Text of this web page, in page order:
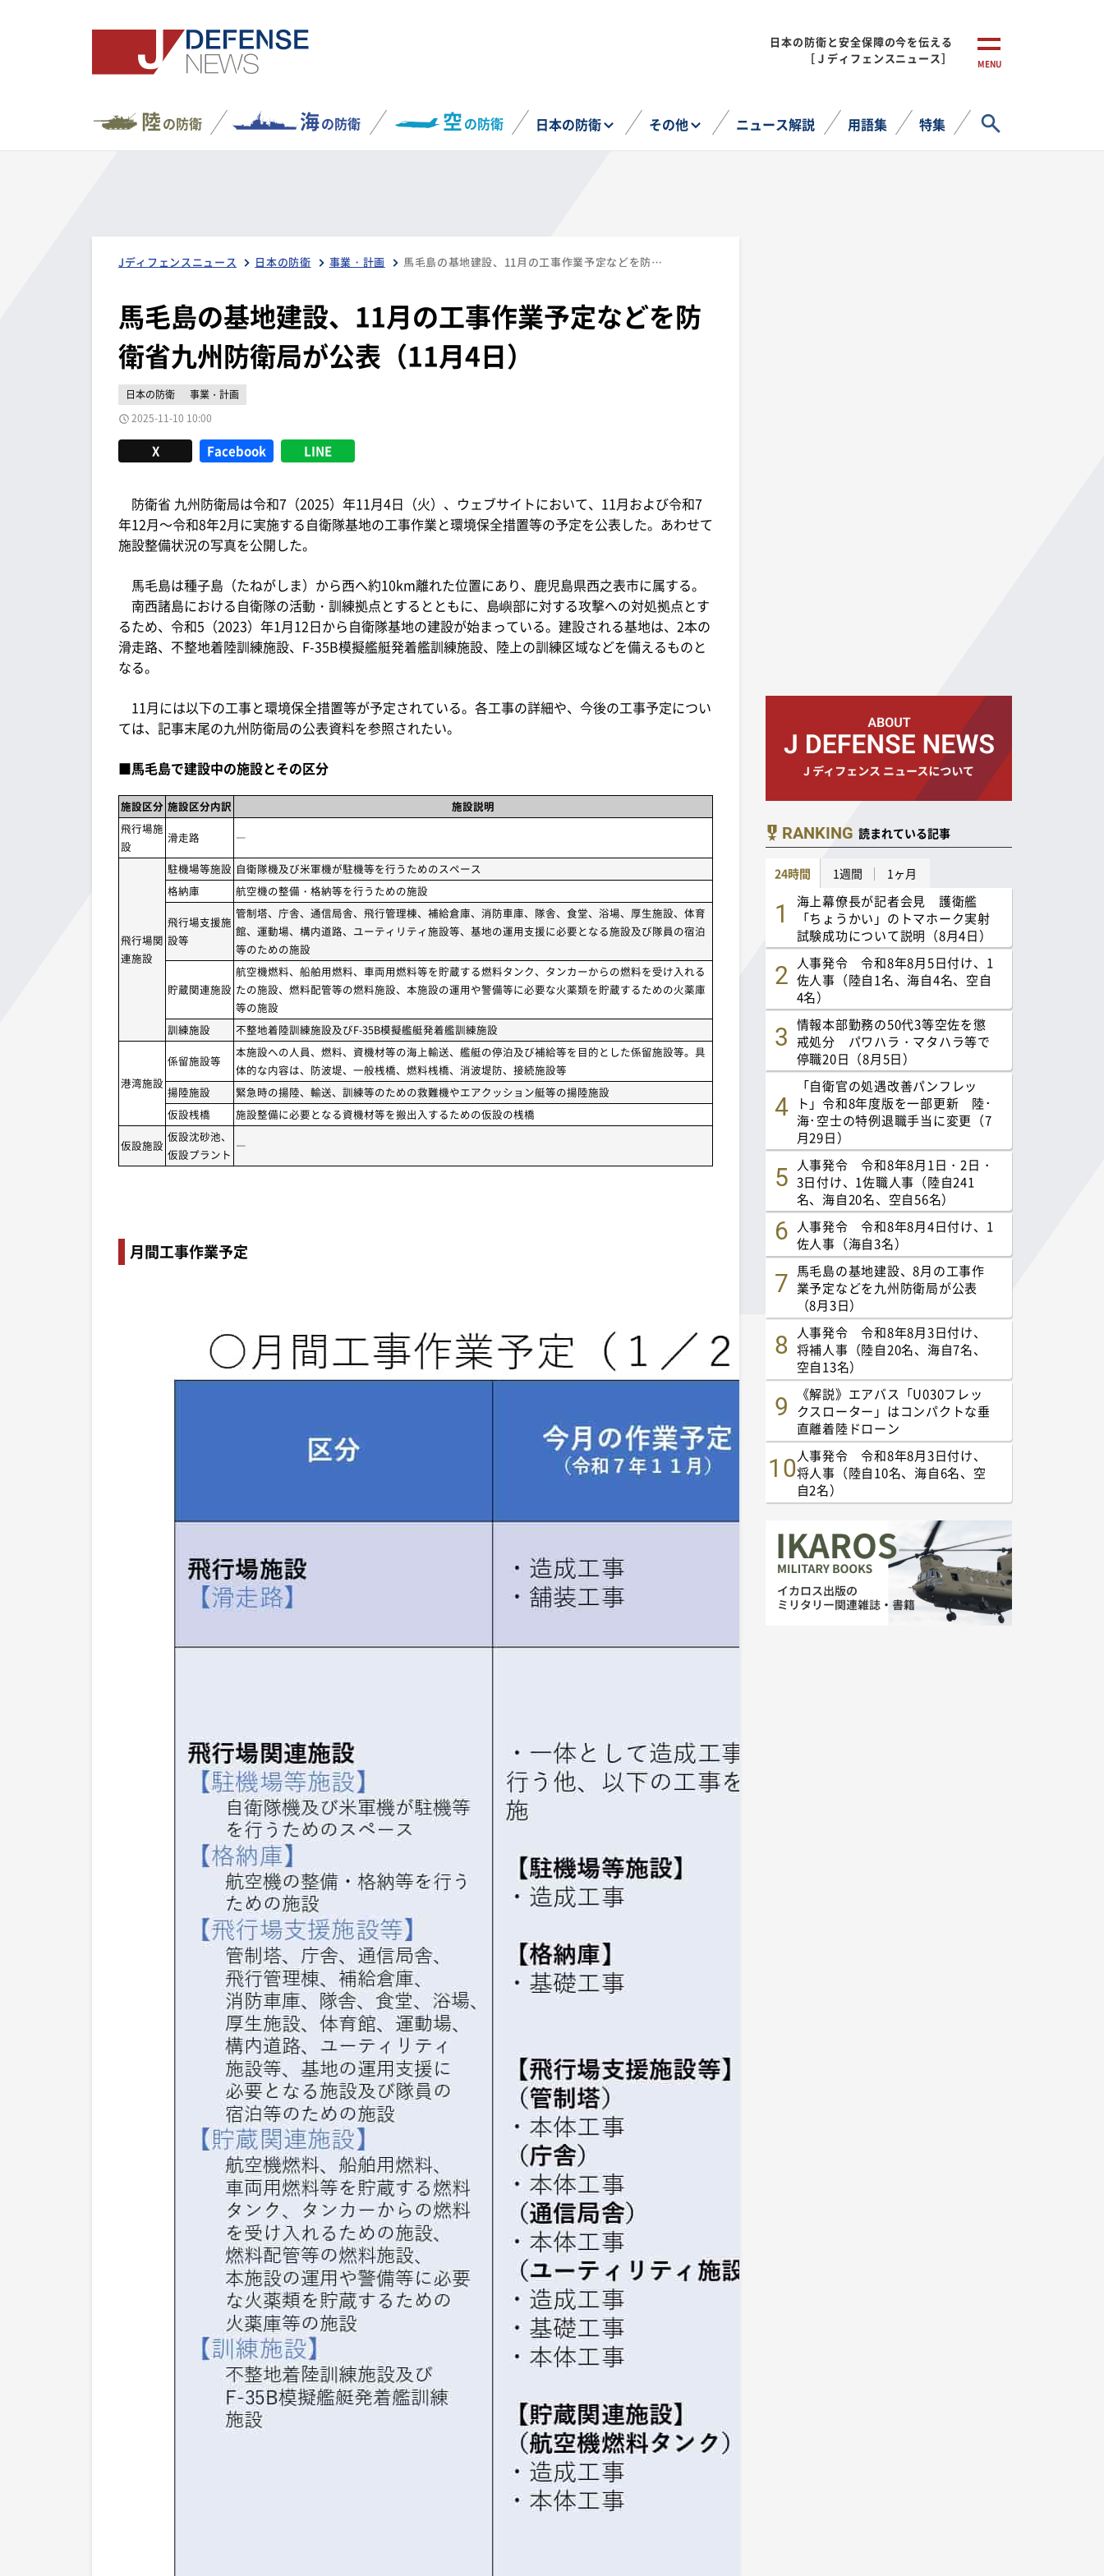
日本の防衛と安全保障の今を伝える
［Ｊディフェンスニュース］
MENU
陸の防衛 海の防衛 空の防衛 日本の防衛 その他 ニュース解説 用語集 特集
Jディフェンスニュース 日本の防衛 事業・計画 馬毛島の基地建設、11月の工事作業予定などを防衛省九州防衛局が公表（11月4日）
馬毛島の基地建設、11月の工事作業予定などを防
衛省九州防衛局が公表（11月4日）
日本の防衛
事業・計画
2025-11-10 10:00
X Facebook LINE
防衛省 九州防衛局は令和7（2025）年11月4日（火）、ウェブサイトにおいて、11月および令和7
年12月～令和8年2月に実施する自衛隊基地の工事作業と環境保全措置等の予定を公表した。あわせて
施設整備状況の写真を公開した。
馬毛島は種子島（たねがしま）から西へ約10km離れた位置にあり、鹿児島県西之表市に属する。
南西諸島における自衛隊の活動・訓練拠点とするとともに、島嶼部に対する攻撃への対処拠点とす
るため、令和5（2023）年1月12日から自衛隊基地の建設が始まっている。建設される基地は、2本の
滑走路、不整地着陸訓練施設、F-35B模擬艦艇発着艦訓練施設、陸上の訓練区域などを備えるものと
なる。
11月には以下の工事と環境保全措置等が予定されている。各工事の詳細や、今後の工事予定につい
ては、記事末尾の九州防衛局の公表資料を参照されたい。
■馬毛島で建設中の施設とその区分
施設区分 施設区分内訳
施設説明
飛行場施
設
滑走路 ―
飛行場関
連施設
駐機場等施設 自衛隊機及び米軍機が駐機等を行うためのスペース
格納庫
航空機の整備・格納等を行うための施設
飛行場支援施
設等
管制塔、庁舎、通信局舎、飛行管理棟、補給倉庫、消防車庫、隊舎、食堂、浴場、厚生施設、体育
館、運動場、構内道路、ユーティリティ施設等、基地の運用支援に必要となる施設及び隊員の宿泊
等のための施設
貯蔵関連施設
航空機燃料、船舶用燃料、車両用燃料等を貯蔵する燃料タンク、タンカーからの燃料を受け入れる
たの施設、燃料配管等の燃料施設、本施設の運用や警備等に必要な火薬類を貯蔵するための火薬庫
等の施設
訓練施設
不整地着陸訓練施設及びF-35B模擬艦艇発着艦訓練施設
港湾施設
係留施設等
本施設への人員、燃料、資機材等の海上輸送、艦艇の停泊及び補給等を目的とした係留施設等。具
体的な内容は、防波堤、一般桟橋、燃料桟橋、消波堤防、接続施設等
揚陸施設
緊急時の揚陸、輸送、訓練等のための救難機やエアクッション艇等の揚陸施設
仮設桟橋
施設整備に必要となる資機材等を搬出入するための仮設の桟橋
仮設施設
仮設沈砂池、
仮設プラント
―
月間工事作業予定
RANKING 読まれている記事
24時間 1週間 1ヶ月
海上幕僚長が記者会見 護衛艦
「ちょうかい」のトマホーク実射
試験成功について説明（8月4日）
人事発令 令和8年8月5日付け、1
佐人事（陸自1名、海自4名、空自
4名）
情報本部勤務の50代3等空佐を懲
戒処分 パワハラ・マタハラ等で
停職20日（8月5日）
「自衛官の処遇改善パンフレッ
ト」令和8年度版を一部更新 陸･
海･空士の特例退職手当に変更（7
月29日）
人事発令 令和8年8月1日・2日・
3日付け、1佐職人事（陸自241
名、海自20名、空自56名）
人事発令 令和8年8月4日付け、1
佐人事（海自3名）
馬毛島の基地建設、8月の工事作
業予定などを九州防衛局が公表
（8月3日）
人事発令 令和8年8月3日付け、
将補人事（陸自20名、海自7名、
空自13名）
《解説》エアバス「U030フレッ
クスローター」はコンパクトな垂
直離着陸ドローン
人事発令 令和8年8月3日付け、
将人事（陸自10名、海自6名、空
自2名）